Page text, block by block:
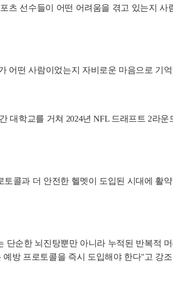
츠 선수들이 어떤 어려움을 겪고 있는지
어떤 사람이었는지 자비로운 마음으로 기
대학교를 거쳐 2024년 NFL 드래프트 2라
콜과 더 안전한 헬멧이 도입된 시대에 활
단순한 뇌진탕뿐만 아니라 누적된 반복적
방 프로토콜을 즉시 도입해야 한다"고 강